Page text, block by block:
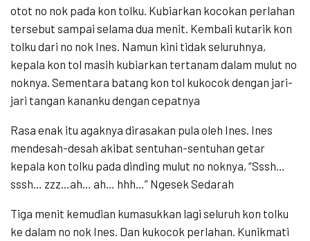
otot no nok pada kon tolku. Kubiarkan kocokan perlahan
tersebut sampai selama dua menit. Kembali kutarik kon
tolku dari no nok Ines. Namun kini tidak seluruhnya,
kepala kon tol masih kubiarkan tertanam dalam mulut no
noknya. Sementara batang kon tol kukocok dengan jari-
jari tangan kananku dengan cepatnya
Rasa enak itu agaknya dirasakan pula oleh Ines. Ines
mendesah-desah akibat sentuhan-sentuhan getar
kepala kon tolku pada dinding mulut no noknya, “Sssh…
sssh… zzz…ah… ah… hhh…” Ngesek Sedarah
Tiga menit kemudian kumasukkan lagi seluruh kon tolku
ke dalam no nok Ines. Dan kukocok perlahan. Kunikmati